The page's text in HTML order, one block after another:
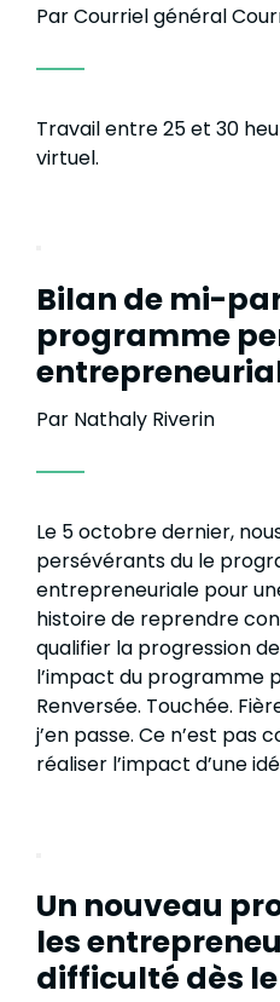
Par Courriel général
Travail entre 25 et 30
virtuel.
Bilan de mi-
programme
Par Nathaly Riverin
Le 5 octobre dernier,
persévérants du le
entrepreneuriale pour
histoire de reprendre
qualifier la progression
l’impact du programme
Renversée. Touchée.
j’en passe. Ce n’est pas
réaliser l’impact d’une
Un nouveau
les
difficulté dès